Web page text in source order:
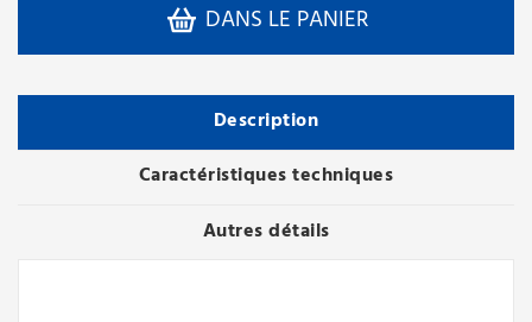
DANS LE PANIER
Description
Caractéristiques techniques
Autres détails